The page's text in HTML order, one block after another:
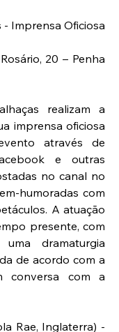
- Imprensa Oficiosa
20 – Penha
realizam a
imprensa oficiosa
através de
e outras
no canal no
humoradas com
A atuação
presente, com
dramaturgia
de acordo com a
conversa com a
Rae, Inglaterra) -